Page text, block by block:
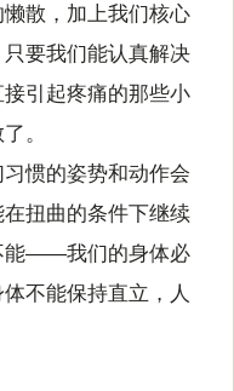
散，加上我们核心
要我们能认真解决
引起疼痛的那些小
。
惯的姿势和动作会
扭曲的条件下继续
能——我们的身体必
不能保持直立，人